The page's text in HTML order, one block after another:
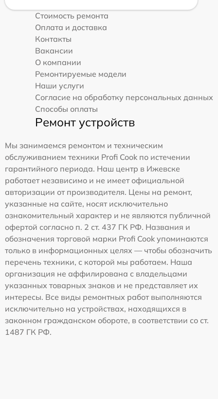
Стоимость ремонта
Оплата и доставка
Контакты
Вакансии
О компании
Ремонтируемые модели
Наши услуги
Согласие на обработку персональных данных
Способы оплаты
Ремонт устройств
Мы занимаемся ремонтом и техническим
обслуживанием техники Profi Cook по истечении
гарантийного периода. Наш центр в Ижевске
работает независимо и не имеет официальной
авторизации от производителя. Цены на ремонт,
указанные на сайте, носят исключительно
ознакомительный характер и не являются публичной
офертой согласно п. 2 ст. 437 ГК РФ. Названия и
обозначения торговой марки Profi Cook упоминаются
только в информационных целях — чтобы обозначить
перечень техники, с которой мы работаем. Наша
организация не аффилирована с владельцами
указанных товарных знаков и не представляет их
интересы. Все виды ремонтных работ выполняются
исключительно на устройствах, находящихся в
законном гражданском обороте, в соответствии со ст.
1487 ГК РФ.